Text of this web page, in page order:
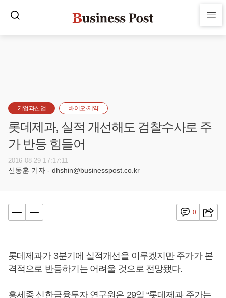
기업과산업 바이오·제약
롯데제과, 실적 개선해도 검찰수사로 주
가 반등 힘들어
2016-08-29 17:17:11
신동훈 기자 - dhshin@businesspost.co.kr
0
롯데제과가 3분기에 실적개선을 이루겠지만 주가가 본
격적으로 반등하기는 어려울 것으로 전망됐다.
홍세종 신한금융투자 연구원은 29일 “롯데제과 주가는